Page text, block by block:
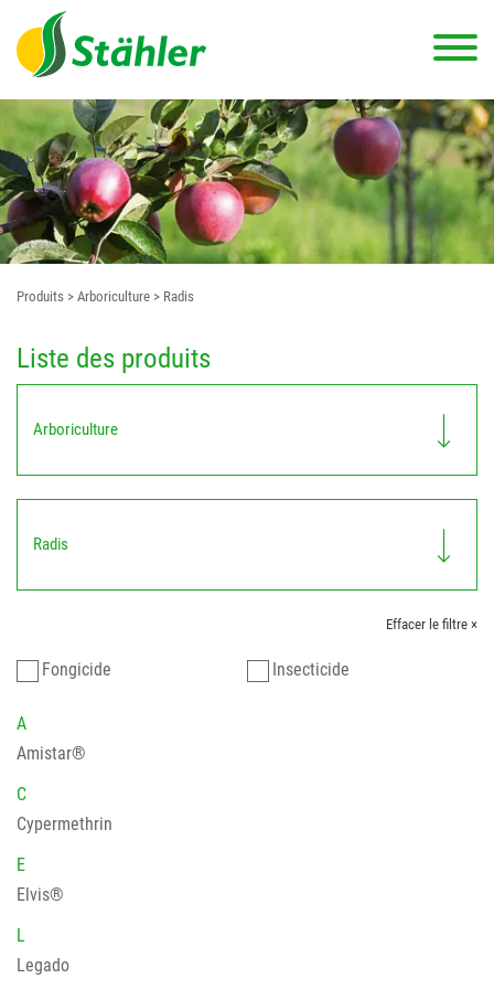
Produits > Arboriculture > Radis
Liste des produits
Arboriculture
Radis
Effacer le filtre ×
Fongicide Insecticide
A
Amistar®
C
Cypermethrin
E
Elvis®
L
Legado